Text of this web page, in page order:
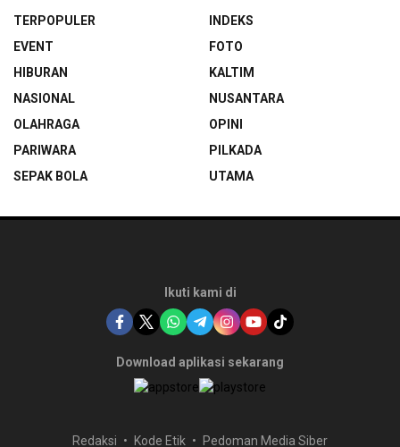
TERPOPULER
INDEKS
EVENT
FOTO
HIBURAN
KALTIM
NASIONAL
NUSANTARA
OLAHRAGA
OPINI
PARIWARA
PILKADA
SEPAK BOLA
UTAMA
Ikuti kami di
Download aplikasi sekarang
Redaksi Kode Etik Pedoman Media Siber